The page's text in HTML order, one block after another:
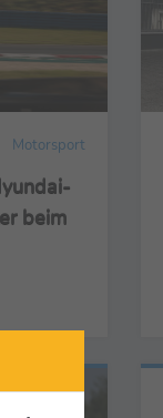
Motorsport
beim